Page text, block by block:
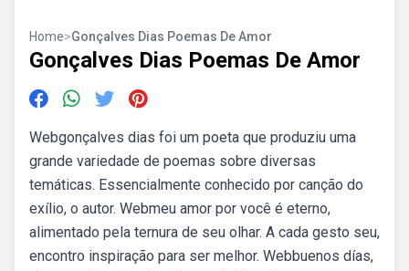
Home>Gonçalves Dias Poemas De Amor
Gonçalves Dias Poemas De Amor
Webgonçalves dias foi um poeta que produziu uma
grande variedade de poemas sobre diversas
temáticas. Essencialmente conhecido por canção do
exílio, o autor. Web⁠meu amor por você é eterno,
alimentado pela ternura de seu olhar. A cada gesto seu,
encontro inspiração para ser melhor. Webbuenos días,